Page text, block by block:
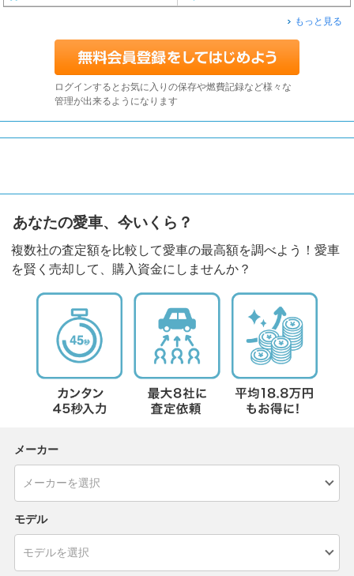
もっと見る
ログインするとお気に入りの保存や燃費記録など様々な
管理が出来るようになります
あなたの愛車、今いくら？
複数社の査定額を比較して愛車の最高額を調べよう！愛車
を賢く売却して、購入資金にしませんか？
メーカー
モデル